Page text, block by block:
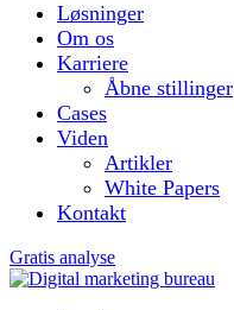
Løsninger
Om os
Karriere
Åbne stillinger
Cases
Viden
Artikler
White Papers
Kontakt
Gratis analyse